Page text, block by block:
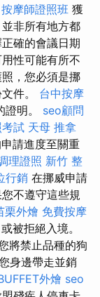
按摩師證照班 獲
非所有地方都
確的會議日期
性可能有所不
，您必須是挪
件。 台中按摩
明。 seo顧問
試 天母 推拿
請進度至關重
理證照 新竹 整
行銷 在挪威申請
不遵守這些規
栗外燴 免費按摩
被拒絕入境。
將禁止品種的狗
身邊帶走並銷
外燴 seo